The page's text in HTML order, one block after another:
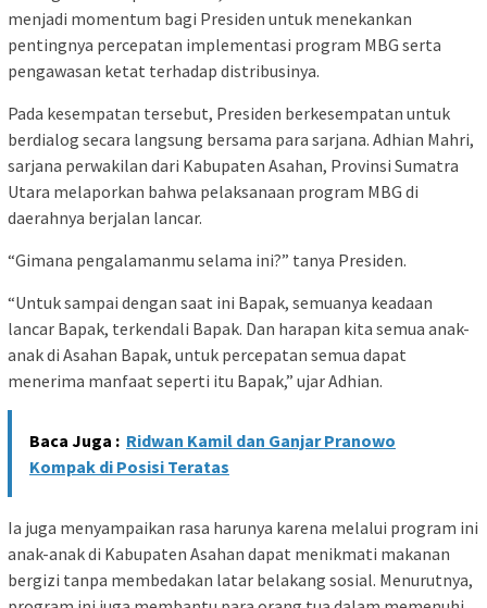
menjadi momentum bagi Presiden untuk menekankan
pentingnya percepatan implementasi program MBG serta
pengawasan ketat terhadap distribusinya.
Pada kesempatan tersebut, Presiden berkesempatan untuk
berdialog secara langsung bersama para sarjana. Adhian Mahri,
sarjana perwakilan dari Kabupaten Asahan, Provinsi Sumatra
Utara melaporkan bahwa pelaksanaan program MBG di
daerahnya berjalan lancar.
“Gimana pengalamanmu selama ini?” tanya Presiden.
“Untuk sampai dengan saat ini Bapak, semuanya keadaan
lancar Bapak, terkendali Bapak. Dan harapan kita semua anak-
anak di Asahan Bapak, untuk percepatan semua dapat
menerima manfaat seperti itu Bapak,” ujar Adhian.
Baca Juga : Ridwan Kamil dan Ganjar Pranowo
Kompak di Posisi Teratas
Ia juga menyampaikan rasa harunya karena melalui program ini
anak-anak di Kabupaten Asahan dapat menikmati makanan
bergizi tanpa membedakan latar belakang sosial. Menurutnya,